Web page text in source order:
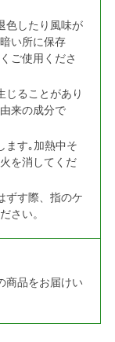
色したり風味が
い所に保存
ご使用くださ
じることがあり
来の成分で
ます｡加熱中そ
を消してくだ
ずす際、指のケ
さい。
商品をお届けい